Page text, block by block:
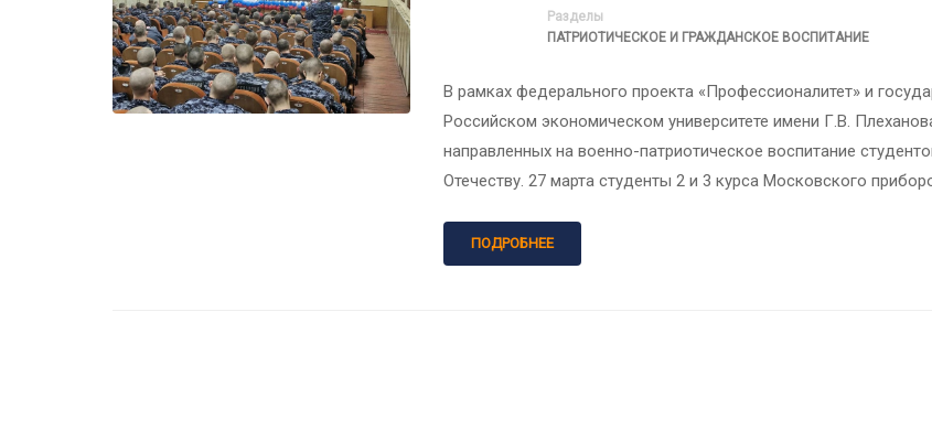
Разделы
ПАТРИОТИЧЕСКОЕ И ГРАЖДАНСКОЕ ВОСПИТАНИЕ
В рамках федерального проекта «Профессионалитет» и
Российском экономическом университете имени Г.В.
направленных на военно-патриотическое воспитание
Отечеству. 27 марта студенты 2 и 3 курса Московского
ПОДРОБНЕЕ